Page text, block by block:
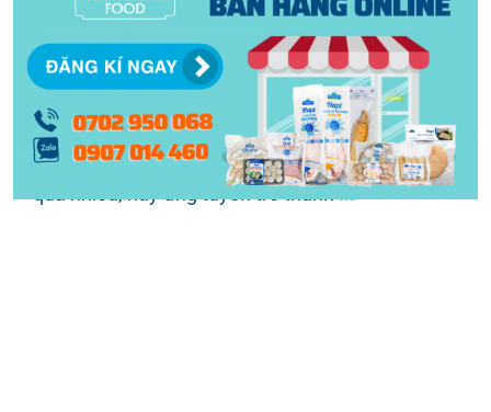
với nhiều chính sách ưu đãi hấp dẫn, lợi nhuận
cao, được đào tạo kỹ năng bán hàng và hỗ trợ
hình ảnh, content hoàn toàn miễn phí. 10 lý do
nên làm cộng tác viên bán hàng online cho
PHAM NGHIA FOOD Không mất gì mà lại có
quá nhiều, hãy ứng tuyển trở thành
...